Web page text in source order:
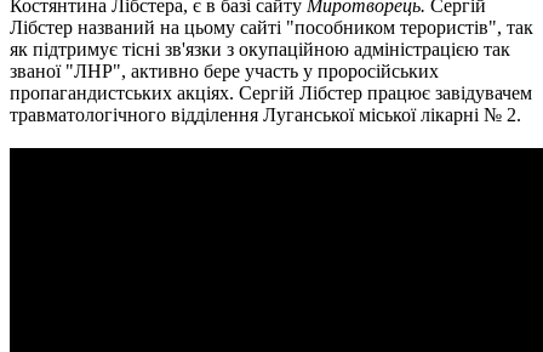
Костянтина Лібстера, є в базі сайту Миротворець. Сергій
Лібстер названий на цьому сайті "пособником терористів", так
як підтримує тісні зв'язки з окупаційною адміністрацією так
званої "ЛНР", активно бере участь у проросійських
пропагандистських акціях. Сергій Лібстер працює завідувачем
травматологічного відділення Луганської міської лікарні № 2.